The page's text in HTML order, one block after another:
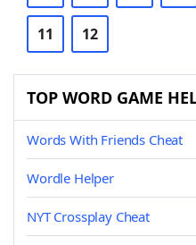
11 12
TOP WORD GAME
Words With Friends Cheat
Wordle Helper
NYT Crossplay Cheat